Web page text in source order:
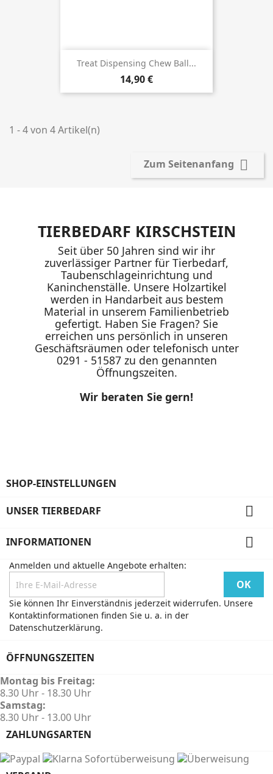
Treat Dispensing Chew Ball...
Preis
14,90 €
1 - 4 von 4 Artikel(n)
Zum Seitenanfang 
TIERBEDARF KIRSCHSTEIN
Seit über 50 Jahren sind wir ihr
zuverlässiger Partner für Tierbedarf,
Taubenschlageinrichtung und
Kaninchenställe. Unsere Holzartikel
werden in Handarbeit aus bestem
Material in unserem Familienbetrieb
gefertigt. Haben Sie Fragen? Sie
erreichen uns persönlich in unseren
Geschäftsräumen oder telefonisch unter
0291 - 51587 zu den genannten
Öffnungszeiten.
Wir beraten Sie gern!
SHOP-EINSTELLUNGEN
UNSER TIERBEDARF 
INFORMATIONEN 
Anmelden und aktuelle Angebote erhalten:
Sie können Ihr Einverständnis jederzeit widerrufen. Unsere
Kontaktinformationen finden Sie u. a. in der
Datenschutzerklärung.
ÖFFNUNGSZEITEN
Montag bis Freitag:
8.30 Uhr - 18.30 Uhr
Samstag:
8.30 Uhr - 13.00 Uhr
ZAHLUNGSARTEN